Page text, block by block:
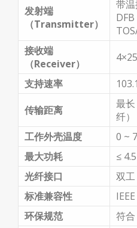
发射端
（Transmitter）
带
接收端
（Receiver）
支持速率
传输距离
最
纤）
工作外壳温度
0 ~
最大功耗
≤
光纤接口
双工
标准兼容性
环保规范
符